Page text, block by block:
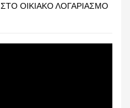
ΟΙΚΙΑΚΌ ΛΟΓΑΡΙΑΣΜΌ